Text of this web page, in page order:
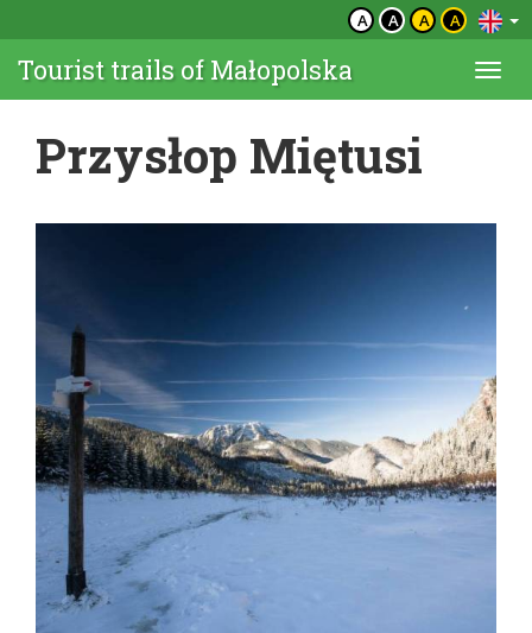
A A A A
Tourist trails of Małopolska
Przysłop Miętusi